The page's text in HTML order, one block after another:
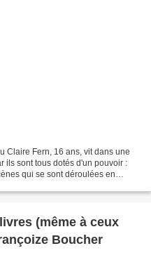
Claire Fern, 16 ans, vit dans une
ils sont tous dotés d'un pouvoir :
qui se sont déroulées en
(même à ceux
Boucher